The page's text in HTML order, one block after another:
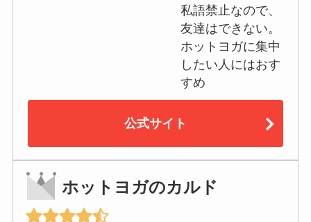
私語禁止なので、
友達はできない。
ホットヨガに集中
したい人にはおす
すめ
公式サイト
ホットヨガのカルド